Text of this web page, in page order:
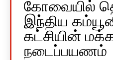
கோவையில்
இந்திய
கட்சியின்
நடைப்பயணம்